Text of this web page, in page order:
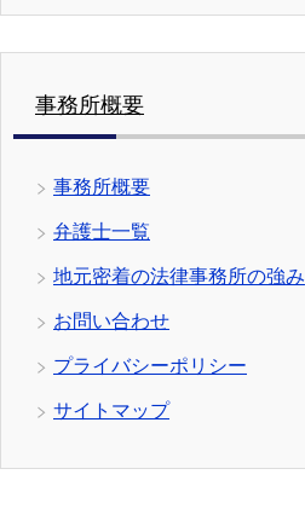
事務所概要
事務所概要
弁護士一覧
地元密着の法律事務所の強み
お問い合わせ
プライバシーポリシー
サイトマップ